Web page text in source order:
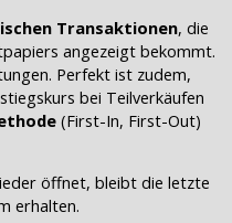
Transaktionen, die
angezeigt bekommt.
Perfekt ist zudem,
bei Teilverkäufen
(First-In, First-Out)
öffnet, bleibt die letzte
erhalten.